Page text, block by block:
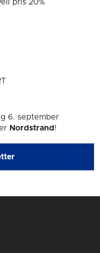
pris 20%
6. september
Nordstrand !